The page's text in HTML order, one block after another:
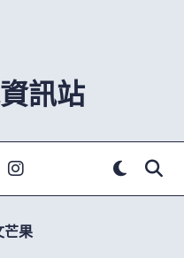
訊站
芒果